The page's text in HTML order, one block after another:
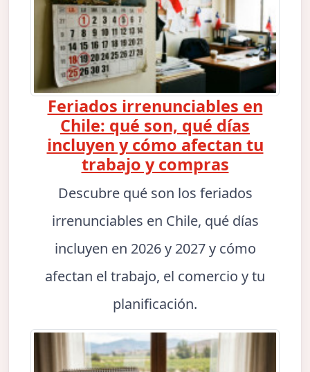
Feriados irrenunciables en
Chile: qué son, qué días
incluyen y cómo afectan tu
trabajo y compras
Descubre qué son los feriados
irrenunciables en Chile, qué días
incluyen en 2026 y 2027 y cómo
afectan el trabajo, el comercio y tu
planificación.